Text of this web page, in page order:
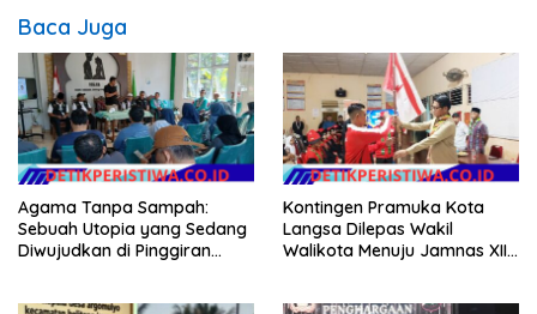
Baca Juga
Agama Tanpa Sampah:
Sebuah Utopia yang Sedang
Diwujudkan di Pinggiran
Kontingen Pramuka Kota
Langsa Dilepas Wakil
Walikota Menuju Jamnas XII